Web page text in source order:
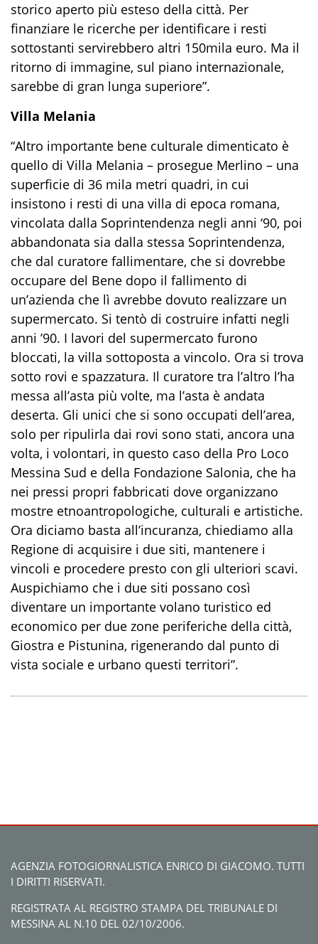
storico aperto più esteso della città. Per
finanziare le ricerche per identificare i resti
sottostanti servirebbero altri 150mila euro. Ma il
ritorno di immagine, sul piano internazionale,
sarebbe di gran lunga superiore”.
Villa Melania
“Altro importante bene culturale dimenticato è
quello di Villa Melania – prosegue Merlino – una
superficie di 36 mila metri quadri, in cui
insistono i resti di una villa di epoca romana,
vincolata dalla Soprintendenza negli anni ‘90, poi
abbandonata sia dalla stessa Soprintendenza,
che dal curatore fallimentare, che si dovrebbe
occupare del Bene dopo il fallimento di
un’azienda che lì avrebbe dovuto realizzare un
supermercato. Si tentò di costruire infatti negli
anni ’90. I lavori del supermercato furono
bloccati, la villa sottoposta a vincolo. Ora si trova
sotto rovi e spazzatura. Il curatore tra l’altro l’ha
messa all’asta più volte, ma l’asta è andata
deserta. Gli unici che si sono occupati dell’area,
solo per ripulirla dai rovi sono stati, ancora una
volta, i volontari, in questo caso della Pro Loco
Messina Sud e della Fondazione Salonia, che ha
nei pressi propri fabbricati dove organizzano
mostre etnoantropologiche, culturali e artistiche.
Ora diciamo basta all’incuranza, chiediamo alla
Regione di acquisire i due siti, mantenere i
vincoli e procedere presto con gli ulteriori scavi.
Auspichiamo che i due siti possano così
diventare un importante volano turistico ed
economico per due zone periferiche della città,
Giostra e Pistunina, rigenerando dal punto di
vista sociale e urbano questi territori”.
AGENZIA FOTOGIORNALISTICA ENRICO DI GIACOMO. TUTTI
I DIRITTI RISERVATI.
REGISTRATA AL REGISTRO STAMPA DEL TRIBUNALE DI
MESSINA AL N.10 DEL 02/10/2006.